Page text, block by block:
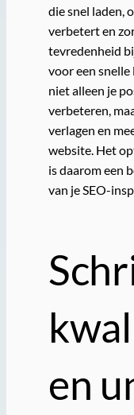
die snel laden,
verbetert en
tevredenheid
voor een snelle
niet alleen je
verbeteren,
verlagen en
website. Het
is daarom een
van je SEO-
en